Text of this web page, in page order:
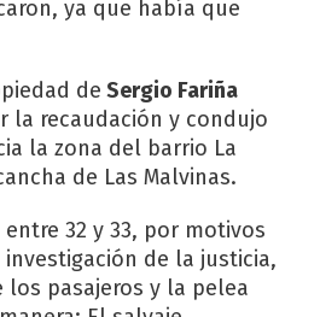
ya que había que
de Sergio Fariña
la recaudación y condujo
la zona del barrio La
de Las Malvinas.
entre 32 y 33, por motivos
de la justicia,
pasajeros y la pelea